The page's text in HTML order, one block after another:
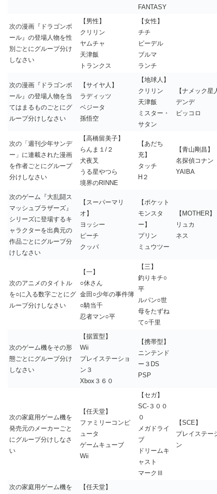
FANTASY
次の漫画『ドラゴンボ
ール』の登場人物を性
別ごとにグループ分け
しなさい
【男性】
クリリン
ヤムチャ
天津飯
トランクス
【女性】
チチ
ビーデル
ブルマ
ランチ
次の漫画『ドラゴンボ
ール』の登場人物を当
てはまるものごとにグ
ループ分けしなさい
【サイヤ人】
ラディッツ
ベジータ
孫悟空
【地球人】
クリリン
天津飯
ミスター・
サタン
【ナメック星
デンデ
ピッコロ
次の「週刊少年サンデ
ー」に連載された漫画
を作者ごとにグループ
分けしなさい
【高橋留美子】
らんま１/２
犬夜叉
うる星やつら
境界のRINNE
【あだち
充】
タッチ
H２
【青山剛昌】
名探偵コナン
YAIBA
次のゲーム『大乱闘ス
マッシュブラザーズ』
シリーズに登場するキ
ャラクターを出典元の
作品ごとにグループ分
けしなさい
【スーパーマリ
オ】
ヨッシー
ピーチ
クッパ
【ポケット
モンスタ
ー】
プリン
ミュウツー
【MOTHER】
リュカ
ネス
次のアニメのタイトル
を○に入る数字ごとにグ
ループ分けしなさい
【一】
○休さん
金田○少年の事件簿
○騎当千
忍者マン○平
【三】
釣りキチ○
平
ルパン○世
母をたずね
て○千里
次のゲーム機をその形
態ごとにグループ分け
しなさい
【据置型】
Wii
プレイステーショ
ン３
Xbox３６０
【携帯型】
ニンテンド
ー３DS
PSP
次の家庭用ゲーム機を
発売元のメーカーごと
にグループ分けしなさ
い
【任天堂】
ファミリーコンピ
ュータ
ゲームキューブ
Wii
【セガ】
SC-３００
０
メガドライ
ブ
ドリームキ
ャスト
マークⅢ
【SCE】
プレイステー
ン
次の家庭用ゲーム機を
【任天堂】